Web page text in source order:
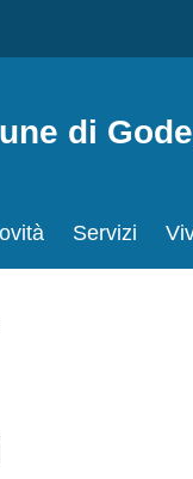
di
Servizi